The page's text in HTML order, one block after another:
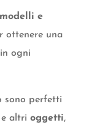
modelli e
ottenere una
ogni
sono perfetti
e altri oggetti,